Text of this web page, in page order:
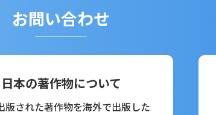
お問い合わせ
日本の著作物について
版された著作物を海外で出版した